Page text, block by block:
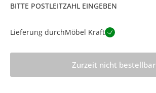
BITTE POSTLEITZAHL EINGEBEN
Lieferung durchMöbel Kraft
Zurzeit nicht bestellbar